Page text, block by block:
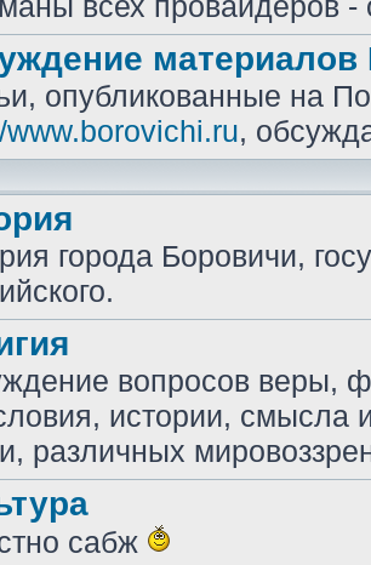
материалов
опубликованные на
www.borovichi.ru,
города Боровичи,
вопросов веры,
истории, смысла
различных
сабж